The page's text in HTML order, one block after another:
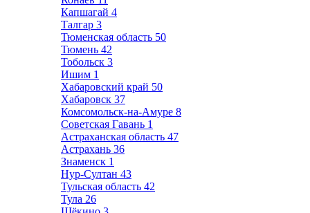
Капшагай 4
Талгар 3
Тюменская область 50
Тюмень 42
Тобольск 3
Ишим 1
Хабаровский край 50
Хабаровск 37
Комсомольск-на-Амуре 8
Советская Гавань 1
Астраханская область 47
Астрахань 36
Знаменск 1
Нур-Султан 43
Тульская область 42
Тула 26